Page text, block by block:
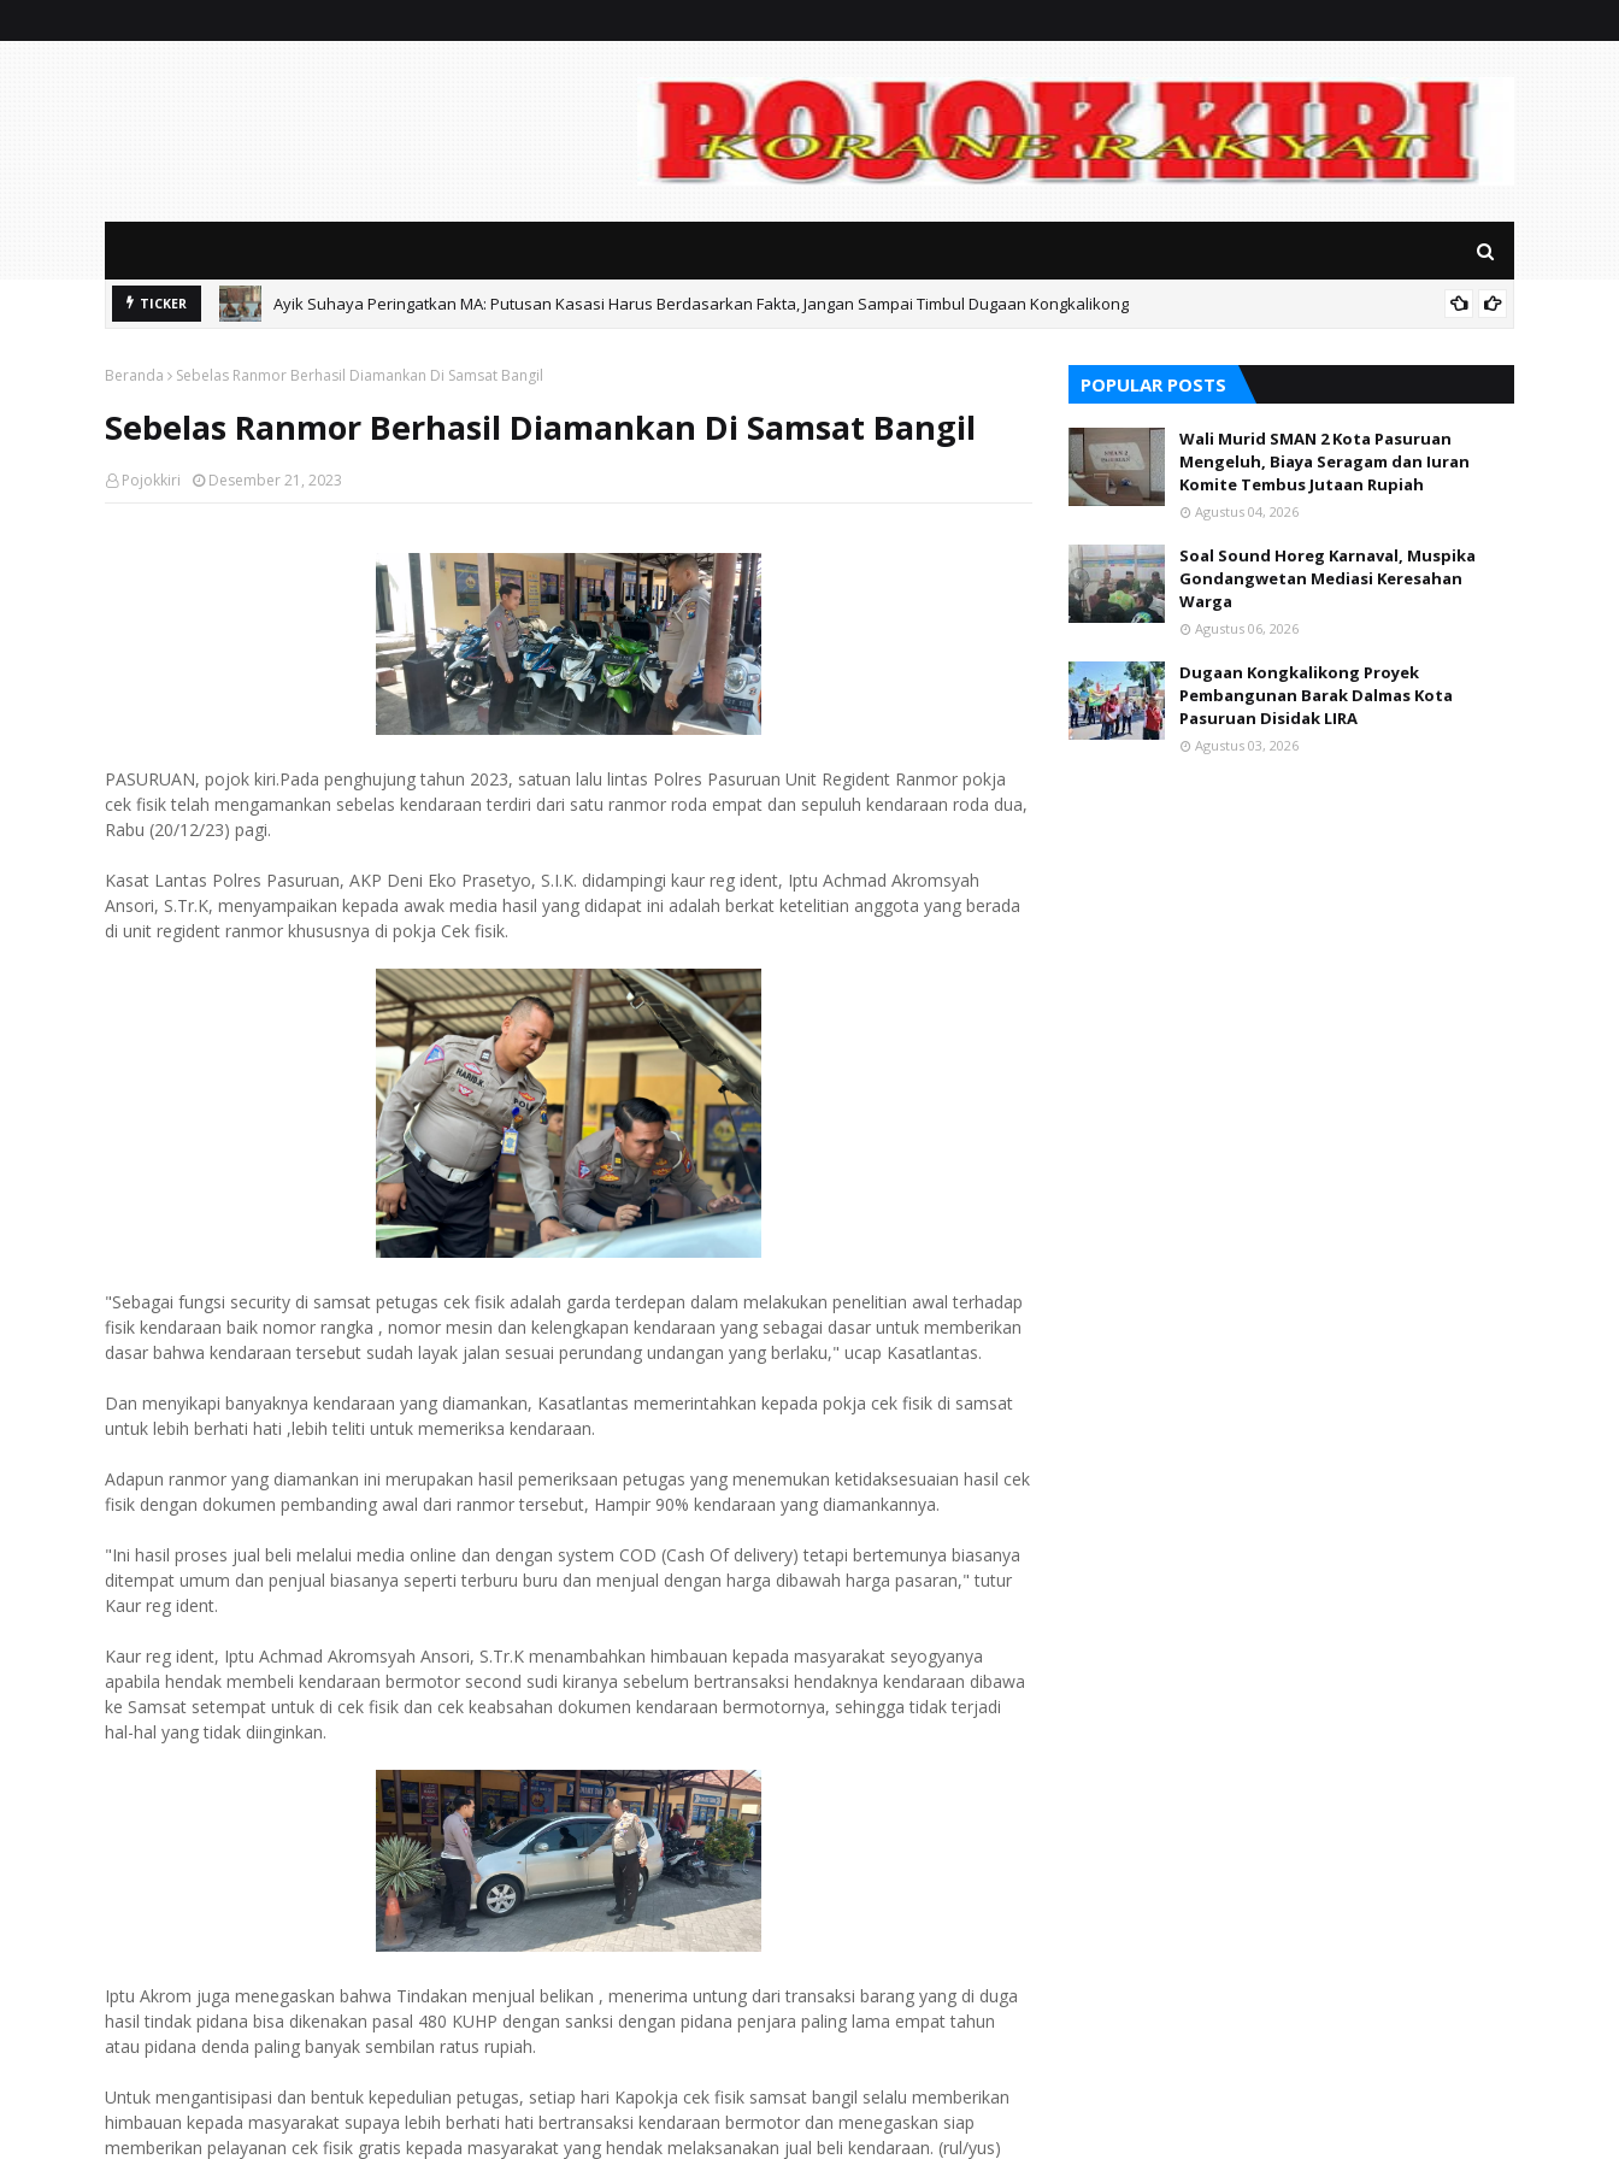
TICKER
Ayik Suhaya Peringatkan MA: Putusan Kasasi Harus Berdasarkan Fakta, Jangan Sampai Timbul Dugaan Kongkalikong
Beranda Sebelas Ranmor Berhasil Diamankan Di Samsat Bangil
Sebelas Ranmor Berhasil Diamankan Di Samsat Bangil
Pojokkiri Desember 21, 2023
PASURUAN, pojok kiri.Pada penghujung tahun 2023, satuan lalu lintas Polres Pasuruan Unit Regident Ranmor pokja
cek fisik telah mengamankan sebelas kendaraan terdiri dari satu ranmor roda empat dan sepuluh kendaraan roda dua,
Rabu (20/12/23) pagi.
Kasat Lantas Polres Pasuruan, AKP Deni Eko Prasetyo, S.I.K. didampingi kaur reg ident, Iptu Achmad Akromsyah
Ansori, S.Tr.K, menyampaikan kepada awak media hasil yang didapat ini adalah berkat ketelitian anggota yang berada
di unit regident ranmor khususnya di pokja Cek fisik.
"Sebagai fungsi security di samsat petugas cek fisik adalah garda terdepan dalam melakukan penelitian awal terhadap
fisik kendaraan baik nomor rangka , nomor mesin dan kelengkapan kendaraan yang sebagai dasar untuk memberikan
dasar bahwa kendaraan tersebut sudah layak jalan sesuai perundang undangan yang berlaku," ucap Kasatlantas.
Dan menyikapi banyaknya kendaraan yang diamankan, Kasatlantas memerintahkan kepada pokja cek fisik di samsat
untuk lebih berhati hati ,lebih teliti untuk memeriksa kendaraan.
Adapun ranmor yang diamankan ini merupakan hasil pemeriksaan petugas yang menemukan ketidaksesuaian hasil cek
fisik dengan dokumen pembanding awal dari ranmor tersebut, Hampir 90% kendaraan yang diamankannya.
"Ini hasil proses jual beli melalui media online dan dengan system COD (Cash Of delivery) tetapi bertemunya biasanya
ditempat umum dan penjual biasanya seperti terburu buru dan menjual dengan harga dibawah harga pasaran," tutur
Kaur reg ident.
Kaur reg ident, Iptu Achmad Akromsyah Ansori, S.Tr.K menambahkan himbauan kepada masyarakat seyogyanya
apabila hendak membeli kendaraan bermotor second sudi kiranya sebelum bertransaksi hendaknya kendaraan dibawa
ke Samsat setempat untuk di cek fisik dan cek keabsahan dokumen kendaraan bermotornya, sehingga tidak terjadi
hal-hal yang tidak diinginkan.
Iptu Akrom juga menegaskan bahwa Tindakan menjual belikan , menerima untung dari transaksi barang yang di duga
hasil tindak pidana bisa dikenakan pasal 480 KUHP dengan sanksi dengan pidana penjara paling lama empat tahun
atau pidana denda paling banyak sembilan ratus rupiah.
Untuk mengantisipasi dan bentuk kepedulian petugas, setiap hari Kapokja cek fisik samsat bangil selalu memberikan
himbauan kepada masyarakat supaya lebih berhati hati bertransaksi kendaraan bermotor dan menegaskan siap
memberikan pelayanan cek fisik gratis kepada masyarakat yang hendak melaksanakan jual beli kendaraan. (rul/yus)
POPULAR POSTS
Wali Murid SMAN 2 Kota Pasuruan
Mengeluh, Biaya Seragam dan Iuran
Komite Tembus Jutaan Rupiah
Agustus 04, 2026
Soal Sound Horeg Karnaval, Muspika
Gondangwetan Mediasi Keresahan
Warga
Agustus 06, 2026
Dugaan Kongkalikong Proyek
Pembangunan Barak Dalmas Kota
Pasuruan Disidak LIRA
Agustus 03, 2026